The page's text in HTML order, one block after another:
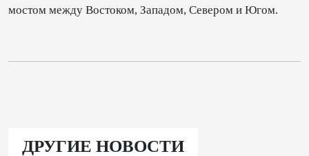
мостом между Востоком, Западом, Севером и Югом.
ДРУГИЕ НОВОСТИ